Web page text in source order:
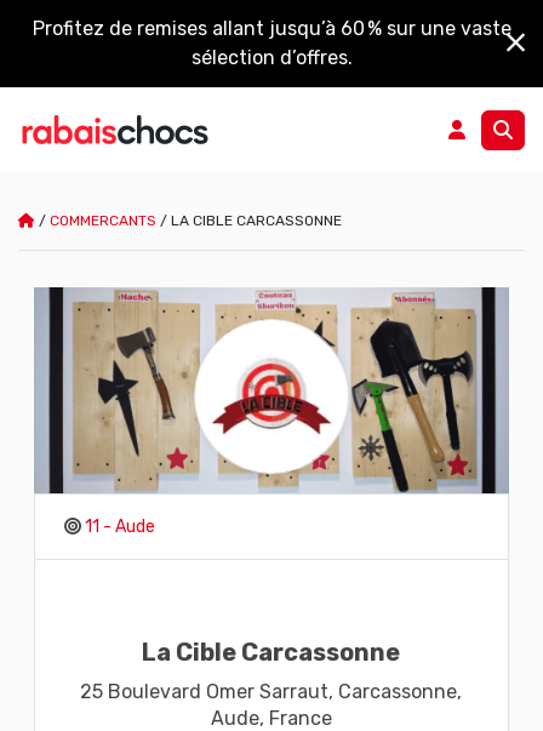
Profitez de remises allant jusqu’à 60 % sur une vaste
sélection d’offres.
/ COMMERCANTS / LA CIBLE CARCASSONNE
11 - Aude
La Cible Carcassonne
25 Boulevard Omer Sarraut, Carcassonne,
Aude, France